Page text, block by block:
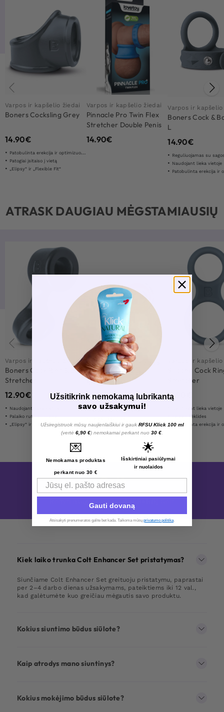
Varpos ir kapšelio žiedai
Boners Cocksling Grey
14.90€
Patobulinta erekcija ir optimizuota ištvermė
Patogiai įsitaiso į vietą
„Elipsy“ ir „Flexible Fit“
Varpos ir kapšelio žiedai
Pinnacle Pro Twin Flex
Stretcher Double Penis
Ring
14.90€
Varpos ir
Boners Cock &
L
14.90€
Reguliuojamas su
Naudojant lieka vietoje
Patobulinta erekcija ir
ATRASK DAUGIAU MĖGSTAMIAUSIŲ
Varpos ir kapšelio žiedai
Boners Cock Ring & Ball
Stretcher
12.90€
Naudojant lieka vietoje
Palaiko rutulinį maišą
„Elipsy“ ir „Flexible Fit“
Varpos ir kapšelio žiedai
Cock Ring And Ball
Strap
6.90€
„Elipsy“ ir „Flexible Fit“
Stipresnės, sunkesnės ir sprogstamesnės erekcijos
Varpos ir
Silicone Cock
Stretcher
11.90
Naudojant lieka vietoje
Palaiko sėklides
Patobulinta erekcija ir
Colt
Kiek laiko trunka Colt Enhancer Set pristatymas?
Siunčiame Colt Enhancer Set greituoju pristatymu, paprastai
per 2–4 darbo dienas užsakymams, pateiktiems iki 12 val.,
kad galėtumėte kuo greičiau mėgautis savo produktu.
Kokius siuntimo būdus siūlote?
Kaip atrodys mano siuntinys?
Kokius mokėjimo būdus siūlote?
Užsitikrink nemokamą lubrikantą
savo užsakymui!
Užsiregistruok mūsų naujienlaiškiui ir gauk RFSU Klick 100 ml
(vertė 6,90 €) nemokamai perkant nuo 30 €
💌
Nemokamas produktas
perkant nuo 30 €
🌟
Išskirtiniai pasiūlymai
ir nuolaidos
Email
Gauti dovaną
Atsisakyti prenumeratos galite bet kada. Taikoma mūsų privatumo politika.​